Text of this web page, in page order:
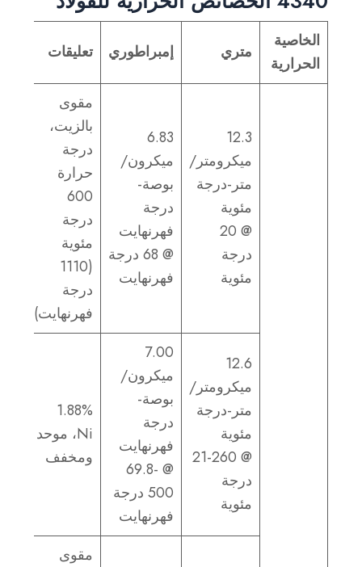
الخاصية
الحرارية
متري إمبراطوري تعليقات
12.3
ميكرومتر/
متر-درجة
مئوية
@ 20
درجة
مئوية
6.83
ميكرون/
بوصة-
درجة
فهرنهايت
@ 68 درجة
فهرنهايت
مقوى
بالزيت،
درجة
حرارة
600
درجة
مئوية
(1110
درجة
فهرنهايت)
12.6
ميكرومتر/
متر-درجة
مئوية
@ 21-260
درجة
مئوية
7.00
ميكرون/
بوصة-
درجة
فهرنهايت
@ 69.8-
500 درجة
فهرنهايت
1.88%
Ni، موحد
ومخفف
مقوى